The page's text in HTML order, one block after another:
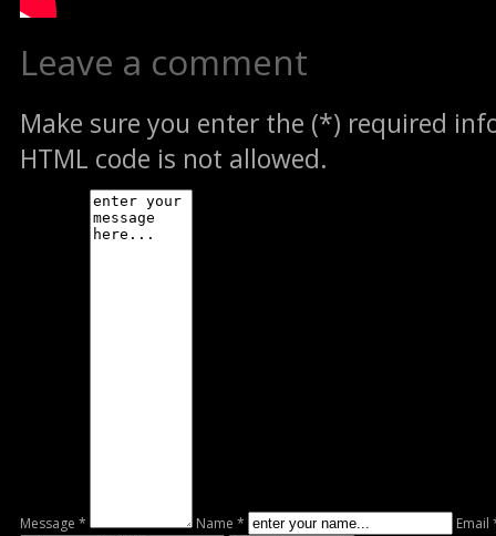
Leave a comment
Make sure you enter the (*) required
HTML code is not allowed.
Message * Name * Email